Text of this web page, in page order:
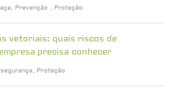
Prevenção Proteção
vetoriais: quais riscos de
precisa conhecer
Proteção